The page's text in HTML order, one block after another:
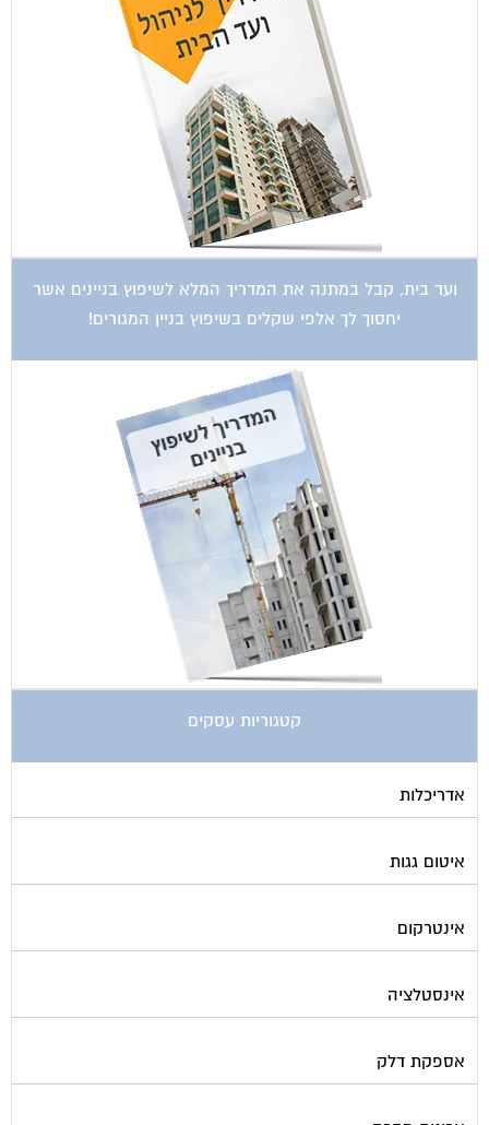
ועד בית, קבל במתנה את המדריך המלא לשיפוץ בניינים אשר
יחסוך לך אלפי שקלים בשיפוץ בניין המגורים!
קטגוריות עסקים
אדריכלות
איטום גגות
אינטרקום
אינסטלציה
אספקת דלק